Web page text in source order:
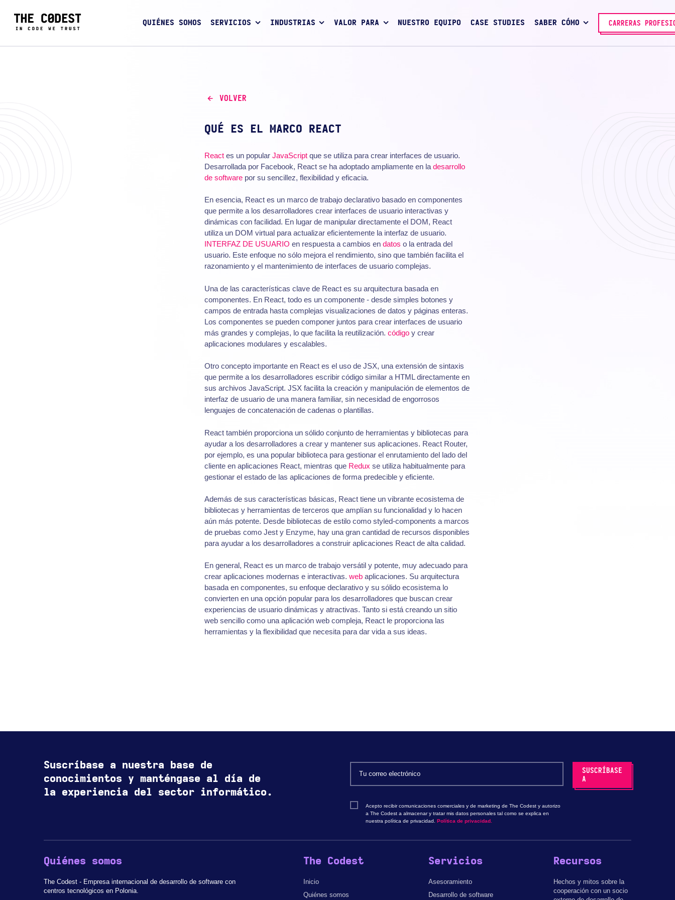
QUIÉNES SOMOS SERVICIOS INDUSTRIAS VALOR PARA NUESTRO EQUIPO CASE STUDIES SABER CÓMO CARRERAS
VOLVER
QUÉ ES EL MARCO REACT
Reactes un popular JavaScriptque se utiliza para crear interfaces de usuario.
Desarrollada por Facebook, React se ha adoptado ampliamente en la desarrollo
de softwarepor su sencillez, flexibilidad y eficacia.
En esencia, React es un marco de trabajo declarativo basado en componentes
que permite a los desarrolladores crear interfaces de usuario interactivas y
dinámicas con facilidad. En lugar de manipular directamente el DOM, React
utiliza un DOM virtual para actualizar eficientemente la interfaz de usuario.
INTERFAZ DE USUARIO en respuesta a cambios en datos o la entrada del
usuario. Este enfoque no sólo mejora el rendimiento, sino que también facilita el
razonamiento y el mantenimiento de interfaces de usuario complejas.
Una de las características clave de React es su arquitectura basada en
componentes. En React, todo es un componente - desde simples botones y
campos de entrada hasta complejas visualizaciones de datos y páginas enteras.
Los componentes se pueden componer juntos para crear interfaces de usuario
más grandes y complejas, lo que facilita la reutilización. códigoy crear
aplicaciones modulares y escalables.
Otro concepto importante en React es el uso de JSX, una extensión de sintaxis
que permite a los desarrolladores escribir código similar a HTML directamente en
sus archivos JavaScript. JSX facilita la creación y manipulación de elementos de
interfaz de usuario de una manera familiar, sin necesidad de engorrosos
lenguajes de concatenación de cadenas o plantillas.
React también proporciona un sólido conjunto de herramientas y bibliotecas para
ayudar a los desarrolladores a crear y mantener sus aplicaciones. React Router,
por ejemplo, es una popular biblioteca para gestionar el enrutamiento del lado del
cliente en aplicaciones React, mientras que Redux se utiliza habitualmente para
gestionar el estado de las aplicaciones de forma predecible y eficiente.
Además de sus características básicas, React tiene un vibrante ecosistema de
bibliotecas y herramientas de terceros que amplían su funcionalidad y lo hacen
aún más potente. Desde bibliotecas de estilo como styled-components a marcos
de pruebas como Jest y Enzyme, hay una gran cantidad de recursos disponibles
para ayudar a los desarrolladores a construir aplicaciones React de alta calidad.
En general, React es un marco de trabajo versátil y potente, muy adecuado para
crear aplicaciones modernas e interactivas. webaplicaciones. Su arquitectura
basada en componentes, su enfoque declarativo y su sólido ecosistema lo
convierten en una opción popular para los desarrolladores que buscan crear
experiencias de usuario dinámicas y atractivas. Tanto si está creando un sitio
web sencillo como una aplicación web compleja, React le proporciona las
herramientas y la flexibilidad que necesita para dar vida a sus ideas.
Suscríbase a nuestra base de
conocimientos y manténgase al día de
la experiencia del sector informático.
Acepto recibir comunicaciones comerciales y de marketing de The Codest y autorizo
a The Codest a almacenar y tratar mis datos personales tal como se explica en
nuestra política de privacidad.Política de privacidad.
Quiénes somos
The Codest - Empresa internacional de desarrollo de software con
centros tecnológicos en Polonia.
The Codest
Inicio
Quiénes somos
Servicios
Asesoramiento
Desarrollo de software
Recursos
Hechos y mitos sobre la
cooperación con un socio